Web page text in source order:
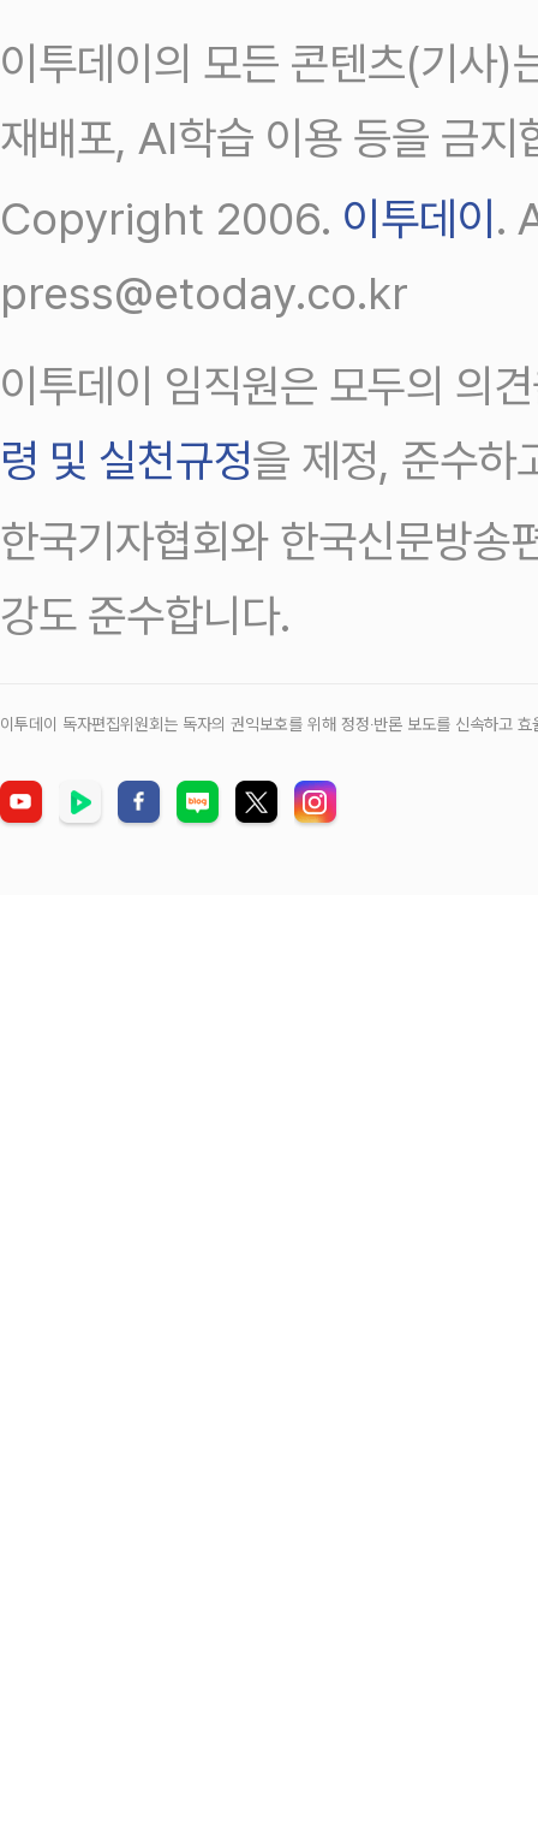
이투데이의 모든 콘텐츠(기사)
재배포, AI학습 이용 등을 금지
Copyright 2006. 이투데이 .
press@etoday.co.kr
이투데이 임직원은 모두의 의
령 및 실천규정을 제정, 준수하
한국기자협회와 한국신문방송
강도 준수합니다.
이투데이 독자편집위원회는 독자의 권익보호를 위해 정정‧반론 보도를 신속하고